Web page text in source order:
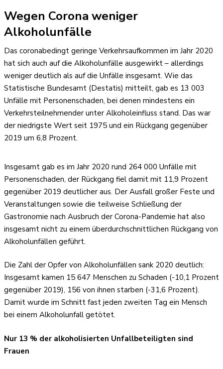
Wegen Corona weniger
Alkoholunfälle
Das coronabedingt geringe Verkehrsaufkommen im Jahr 2020
hat sich auch auf die Alkoholunfälle ausgewirkt – allerdings
weniger deutlich als auf die Unfälle insgesamt. Wie das
Statistische Bundesamt (Destatis) mitteilt, gab es 13 003
Unfälle mit Personenschaden, bei denen mindestens ein
Verkehrsteilnehmender unter Alkoholeinfluss stand. Das war
der niedrigste Wert seit 1975 und ein Rückgang gegenüber
2019 um 6,8 Prozent.
Insgesamt gab es im Jahr 2020 rund 264 000 Unfälle mit
Personenschaden, der Rückgang fiel damit mit 11,9 Prozent
gegenüber 2019 deutlicher aus. Der Ausfall großer Feste und
Veranstaltungen sowie die teilweise Schließung der
Gastronomie nach Ausbruch der Corona-Pandemie hat also
insgesamt nicht zu einem überdurchschnittlichen Rückgang von
Alkoholunfällen geführt.
Die Zahl der Opfer von Alkoholunfällen sank 2020 deutlich:
Insgesamt kamen 15 647 Menschen zu Schaden (-10,1 Prozent
gegenüber 2019), 156 von ihnen starben (-31,6 Prozent).
Damit wurde im Schnitt fast jeden zweiten Tag ein Mensch
bei einem Alkoholunfall getötet.
Nur 13 % der alkoholisierten Unfallbeteiligten sind
Frauen